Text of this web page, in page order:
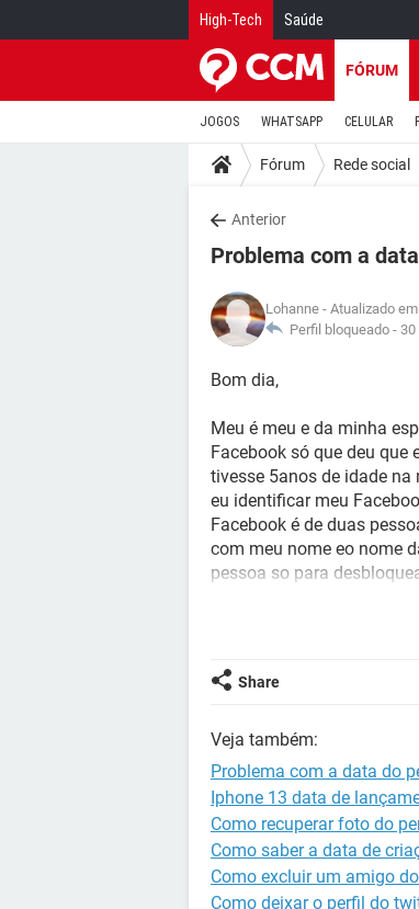
High-Tech Saúde
FÓRUM
JOGOS WHATSAPP CELULAR
Fórum Rede social
Anterior
Problema com a
Lohanne - Atualizado
Perfil bloqueado -
Bom dia,
Meu é meu e da minha
Facebook só que deu que
tivesse 5anos de idade
eu identificar meu
Facebook é de duas
com meu nome eo nome
pessoa so para
colocar meu RG. enfim la
tenho nenhum
nascimento. Alguém
Alguém me ajudar?
Obrigada
Configuração:Android /
Share
Veja também:
Problema com a data do
Iphone 13 data de
Como recuperar foto do
Como saber a data de
Como excluir um amigo
Como deixar o perfil do